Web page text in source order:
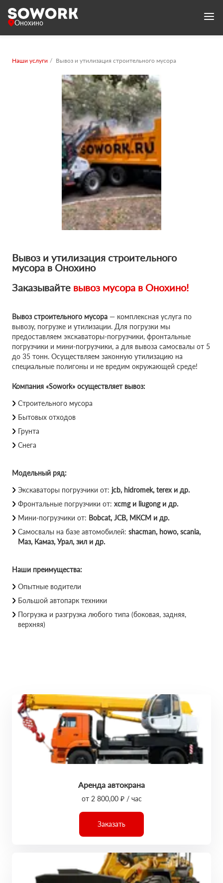
Онохино
Наши услуги Вывоз и утилизация строительного мусора
Вывоз и утилизация строительного
мусора в Онохино
Заказывайте вывоз мусора в Онохино!
Вывоз строительного мусора — комплексная услуга по
вывозу, погрузке и утилизации. Для погрузки мы
предоставляем экскаваторы-погрузчики, фронтальные
погрузчики и мини-погрузчики, а для вывоза самосвалы от 5
до 35 тонн. Осуществляем законную утилизацию на
специальные полигоны и не вредим окружающей среде!
Компания «Sowork» осуществляет вывоз:
Строительного мусора
Бытовых отходов
Грунта
Снега
Модельный ряд:
Экскаваторы погрузчики от: jcb, hidromek, terex и др.
Фронтальные погрузчики от: xcmg и liugong и др.
Мини-погрузчики от: Bobcat, JCB, МКСМ и др.
Самосвалы на базе автомобилей: shacman, howo, scania,
Маз, Камаз, Урал, зил и др.
Наши преимущества:
Опытные водители
Большой автопарк техники
Погрузка и разгрузка любого типа (боковая, задняя,
верхняя)
Аренда автокрана
от 2 800,00 ₽ / час
Заказать